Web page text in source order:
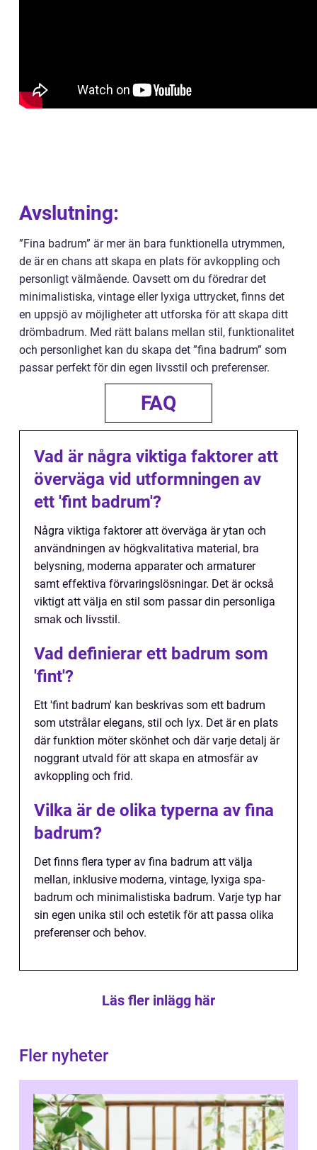
Avslutning:
”Fina badrum” är mer än bara funktionella utrymmen,
de är en chans att skapa en plats för avkoppling och
personligt välmående. Oavsett om du föredrar det
minimalistiska, vintage eller lyxiga uttrycket, finns det
en uppsjö av möjligheter att utforska för att skapa ditt
drömbadrum. Med rätt balans mellan stil, funktionalitet
och personlighet kan du skapa det ”fina badrum” som
passar perfekt för din egen livsstil och preferenser.
FAQ
Vad är några viktiga faktorer att
överväga vid utformningen av
ett 'fint badrum'?
Några viktiga faktorer att överväga är ytan och
användningen av högkvalitativa material, bra
belysning, moderna apparater och armaturer
samt effektiva förvaringslösningar. Det är också
viktigt att välja en stil som passar din personliga
smak och livsstil.
Vad definierar ett badrum som
'fint'?
Ett 'fint badrum' kan beskrivas som ett badrum
som utstrålar elegans, stil och lyx. Det är en plats
där funktion möter skönhet och där varje detalj är
noggrant utvald för att skapa en atmosfär av
avkoppling och frid.
Vilka är de olika typerna av fina
badrum?
Det finns flera typer av fina badrum att välja
mellan, inklusive moderna, vintage, lyxiga spa-
badrum och minimalistiska badrum. Varje typ har
sin egen unika stil och estetik för att passa olika
preferenser och behov.
Läs fler inlägg här
Fler nyheter